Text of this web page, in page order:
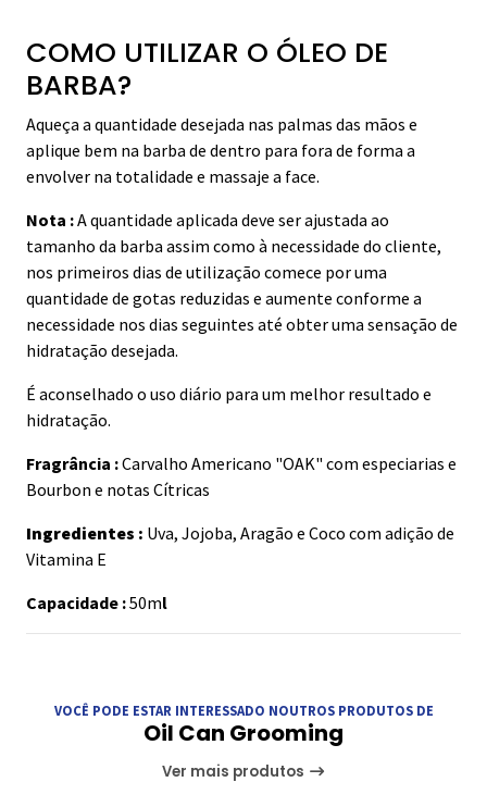
COMO UTILIZAR O ÓLEO DE
BARBA?
Aqueça a quantidade desejada nas palmas das mãos e
aplique bem na barba de dentro para fora de forma a
envolver na totalidade e massaje a face.
Nota :A quantidade aplicada deve ser ajustada ao
tamanho da barba assim como à necessidade do cliente,
nos primeiros dias de utilização comece por uma
quantidade de gotas reduzidas e aumente conforme a
necessidade nos dias seguintes até obter uma sensação de
hidratação desejada.
É aconselhado o uso diário para um melhor resultado e
hidratação.
Fragrância :Carvalho Americano "OAK" com especiarias e
Bourbon e notas Cítricas
Ingredientes : Uva, Jojoba, Aragão e Coco com adição de
Vitamina E
Capacidade :50ml
VOCÊ PODE ESTAR INTERESSADO NOUTROS PRODUTOS DE
Oil Can Grooming
Ver mais produtos